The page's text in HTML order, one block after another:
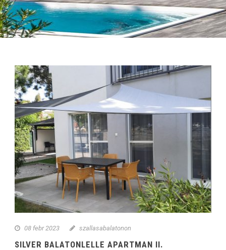
08 febr 2023 szallasabalatonon
SILVER BALATONLELLE APARTMAN II.